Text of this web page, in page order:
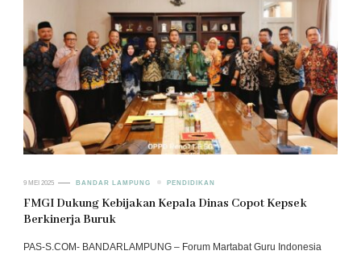
9 MEI 2025 BANDAR LAMPUNG PENDIDIKAN
‎FMGI Dukung Kebijakan Kepala Dinas Copot Kepsek
Berkinerja Buruk
PAS-S.COM- BANDARLAMPUNG – Forum Martabat Guru Indonesia